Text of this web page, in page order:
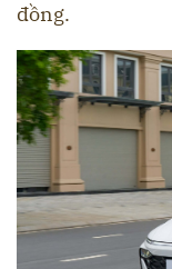
đồng.